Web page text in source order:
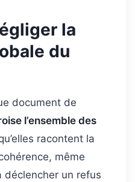
la
du
document de
l’ensemble des
racontent la
même
déclencher un refus